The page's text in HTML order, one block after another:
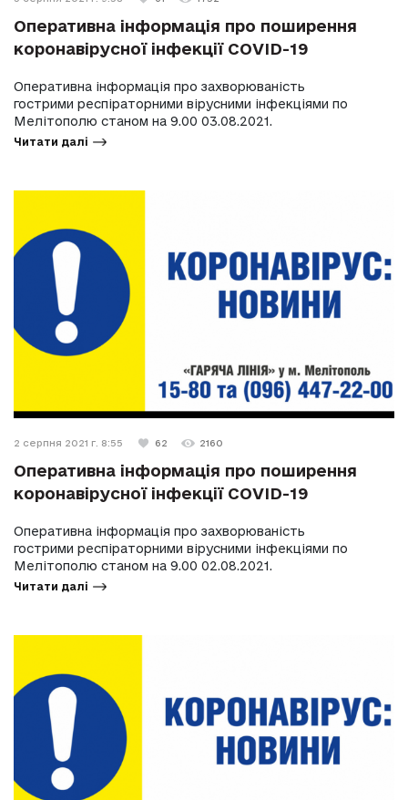
Оперативна інформація про поширення
коронавірусної інфекції COVID-19
Оперативна інформація про захворюваність
гострими респіраторними вірусними інфекціями по
Мелітополю станом на 9.00 03.08.2021.
Читати далі
2 серпня 2021 г. 8:55 62 2160
Оперативна інформація про поширення
коронавірусної інфекції COVID-19
Оперативна інформація про захворюваність
гострими респіраторними вірусними інфекціями по
Мелітополю станом на 9.00 02.08.2021.
Читати далі